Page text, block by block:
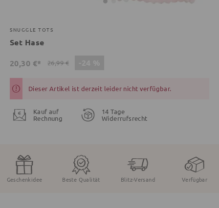
SNUGGLE TOTS
Set Hase
20,30 €* 26,99 €
Dieser Artikel ist derzeit leider nicht verfügbar.
Kauf auf
Rechnung
14 Tage
Widerrufsrecht
Geschenkidee Beste Qualität Blitz-Versand Verfügbar